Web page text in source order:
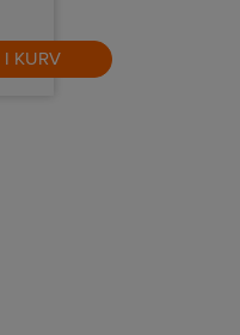
KURV